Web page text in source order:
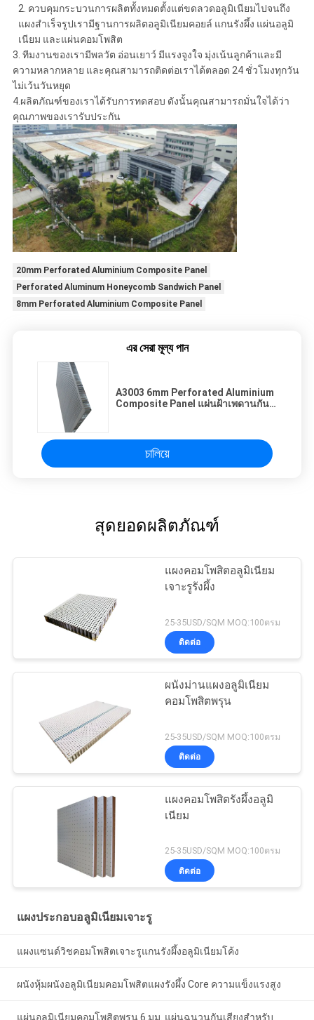
2. ควบคุมกระบวนการผลิตทั้งหมดตั้งแต่ขดลวดอลูมิเนียมไปจนถึง
แผงสำเร็จรูปเรามีฐานการผลิตอลูมิเนียมคอยล์ แกนรังผึ้ง แผ่นอลูมิ
เนียม และแผ่นคอมโพสิต
3. ทีมงานของเรามีพลวัต อ่อนเยาว์ มีแรงจูงใจ มุ่งเน้นลูกค้าและมี
ความหลากหลาย และคุณสามารถติดต่อเราได้ตลอด 24 ชั่วโมงทุกวัน
ไม่เว้นวันหยุด
4.ผลิตภัณฑ์ของเราได้รับการทดสอบ ดังนั้นคุณสามารถมั่นใจได้ว่า
คุณภาพของเรารับประกัน
20mm Perforated Aluminium Composite Panel
Perforated Aluminum Honeycomb Sandwich Panel
8mm Perforated Aluminium Composite Panel
এর সেরা মূল্য পান
A3003 6mm Perforated Aluminium
Composite Panel แผ่นฝ้าเพดานกัน
চালিয়ে
สุดยอดผลิตภัณฑ์
แผงคอมโพสิตอลูมิเนียม
เจาะรูรังผึ้ง
25-35USD/SQM MOQ:100ตรม
ติดต่อ
ผนังม่านแผงอลูมิเนียม
คอมโพสิตพรุน
25-35USD/SQM MOQ:100ตรม
ติดต่อ
แผงคอมโพสิตรังผึ้งอลูมิ
เนียม
25-35USD/SQM MOQ:100ตรม
ติดต่อ
แผงประกอบอลูมิเนียมเจาะรู
แผงแซนด์วิชคอมโพสิตเจาะรูแกนรังผึ้งอลูมิเนียมโค้ง
ผนังหุ้มผนังอลูมิเนียมคอมโพสิตแผงรังผึ้ง Core ความแข็งแรงสูง
แผ่นอลูมิเนียมคอมโพสิตพรุน 6 มม. แผ่นฉนวนกันเสียงสำหรับ